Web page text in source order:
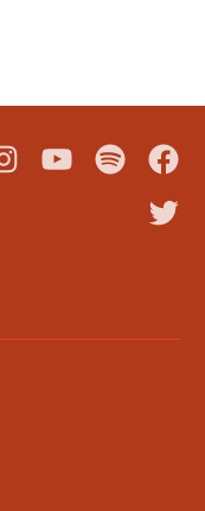
Instagram
YoutubePodcast